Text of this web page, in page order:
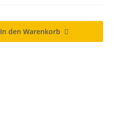
In den Warenkorb